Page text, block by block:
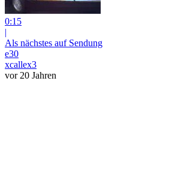
0:15
|
Als nächstes auf Sendung
e30
xcallex3
vor 20 Jahren